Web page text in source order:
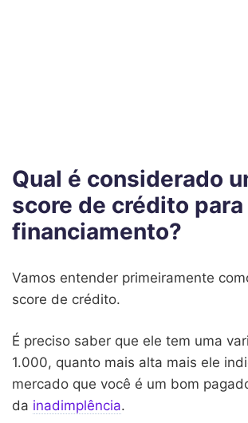
Qual é considerado
score de crédito para
financiamento?
Vamos entender primeiramente
score de crédito.
É preciso saber que ele tem uma
1.000, quanto mais alta mais ele
mercado que você é um bom
da inadimplência.